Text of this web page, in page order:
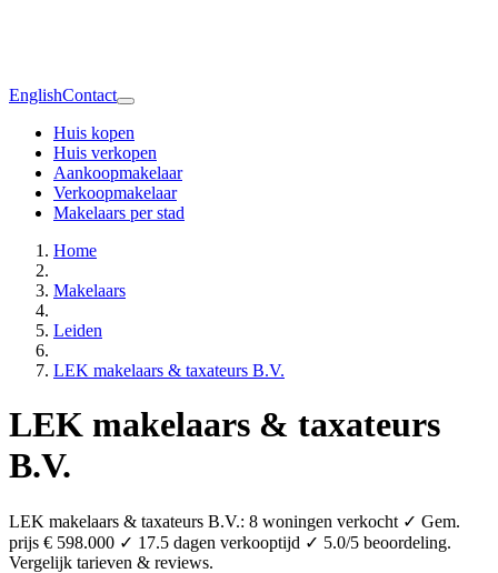
EnglishContact
Huis kopen
Huis verkopen
Aankoopmakelaar
Verkoopmakelaar
Makelaars per stad
Home
Makelaars
Leiden
LEK makelaars & taxateurs B.V.
LEK makelaars & taxateurs
B.V.
LEK makelaars & taxateurs B.V.: 8 woningen verkocht ✓ Gem.
prijs € 598.000 ✓ 17.5 dagen verkooptijd ✓ 5.0/5 beoordeling.
Vergelijk tarieven & reviews.